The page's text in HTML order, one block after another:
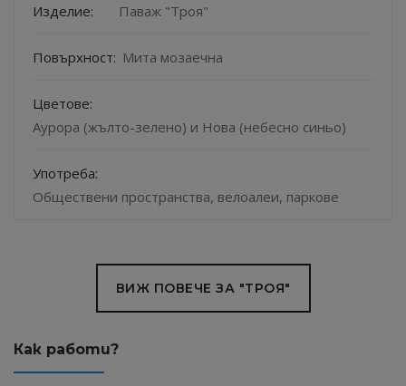
Изделие: Паваж "Троя"
Повърхност: Мита мозаечна
Цветове:
Аурора (жълто-зелено) и Нова (небесно синьо)
Употреба:
Обществени пространства, велоалеи, парковe
ВИЖ ПОВЕЧЕ ЗА "ТРОЯ"
Как работи?